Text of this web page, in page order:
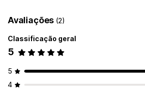
Avaliações (2)
Classificação geral
5
5
4